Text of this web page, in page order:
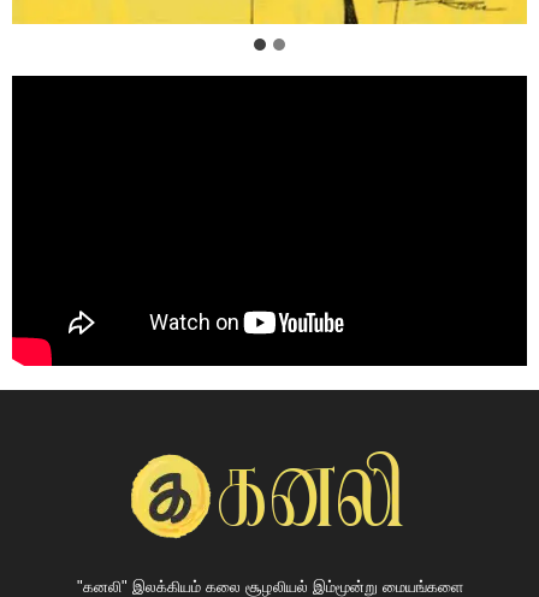
"கனலி" இலக்கியம் கலை சூழலியல் இம்மூன்று மையங்களை